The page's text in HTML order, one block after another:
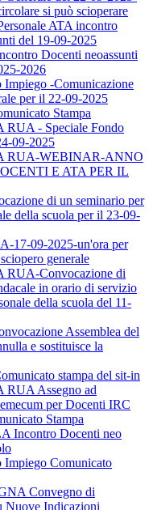
si può scioperare
ATA incontro
del 19-09-2025
Docenti neoassunti
2026
-Comunicazione
per il 22-09-2025
Stampa
- Speciale Fondo
09-2025
RUA-WEBINAR-ANNO
E ATA PER IL
di un seminario per
della scuola per il 23-09-
17-09-2025-un'ora per
generale
RUA-Convocazione di
in orario di servizio
della scuola del 11-
Assemblea del
e sostituisce la
stampa del sit-in
Assegno ad
per Docenti IRC
Stampa
Incontro Docenti neo
Comunicato
Convegno di
Nuove Indicazioni